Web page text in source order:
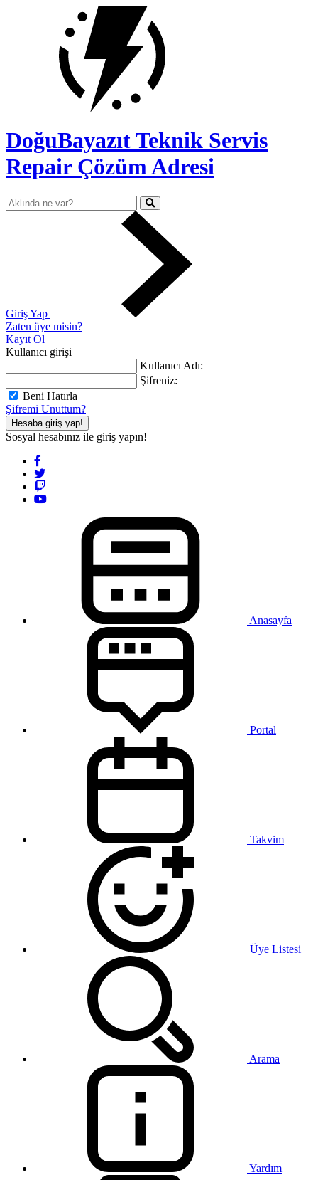
DoğuBayazıt Teknik Servis
Repair Çözüm Adresi
Giriş Yap
Zaten üye misin?
Kayıt Ol
Kullanıcı girişi
Kullanıcı Adı:
Şifreniz:
Beni Hatırla
Şifremi Unuttum?
Hesaba giriş yap!
Sosyal hesabınız ile giriş yapın!
Anasayfa
Portal
Takvim
Üye Listesi
Arama
Yardım